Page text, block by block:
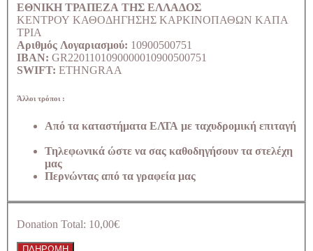
ΕΘΝΙΚΗ ΤΡΑΠΕΖΑ ΤΗΣ ΕΛΛΑΔΟΣ
ΚΕΝΤΡΟΥ ΚΑΘΟΔΗΓΗΣΗΣ ΚΑΡΚΙΝΟΠΑΘΩΝ ΚΑΠΑ
ΤΡΙΑ
Αριθμός Λογαριασμού: 10900500751
IBAN: GR2201101090000010900500751
SWIFT: ETHNGRAA
Άλλοι τρόποι :
Από τα καταστήματα ΕΛΤΑ με ταχυδρομική επιταγή
Τηλεφωνικά ώστε να σας καθοδηγήσουν τα στελέχη
μας
Περνώντας από τα γραφεία μας
Donation Total: 10,00€